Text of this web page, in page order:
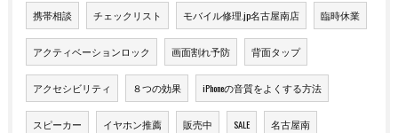
携帯相談 チェックリスト モバイル修理.jp名古屋南店 臨時休業
アクティベーションロック 画面割れ予防 背面タップ
アクセシビリティ ８つの効果 iPhoneの音質をよくする方法
スピーカー イヤホン推薦 販売中 SALE 名古屋南